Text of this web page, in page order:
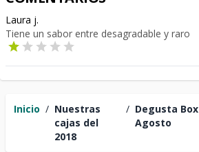
Inicio / Nuestras
cajas del
2018
/ Degusta Box
Agosto
Laura j.
Tiene un sabor entre desagradable y raro